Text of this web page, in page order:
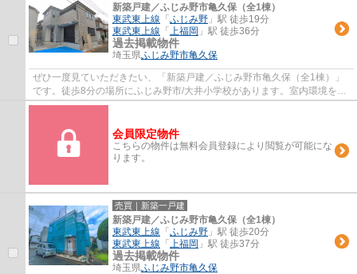
新築戸建／ふじみ野市亀久保（全1棟）
東武東上線 「 ふじみ野 」駅 徒歩19分
東武東上線 「 上福岡 」駅 徒歩36分
過去掲載物件
埼玉県ふじみ野市亀久保
ぜひ一度見ていただきたい、「新築戸建／ふじみ野市亀久保（全1棟）」
です。徒歩8分の場所にふじみ野市/大井小学校があります。室内環境を左
右する基礎も、ベタ基礎となっているので安...
会員限定物件
こちらの物件は無料会員登録により閲覧が可能にな
ります。
売買｜新築一戸建
新築戸建／ふじみ野市亀久保（全1棟）
東武東上線 「 ふじみ野 」駅 徒歩20分
東武東上線 「 上福岡 」駅 徒歩37分
過去掲載物件
埼玉県ふじみ野市亀久保